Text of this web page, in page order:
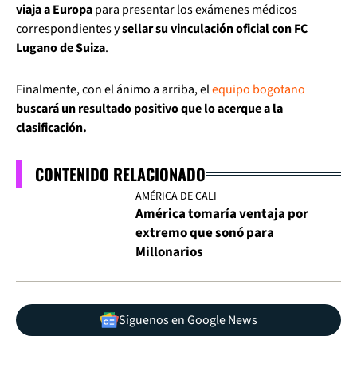
viaja a Europapara presentar los exámenes médicos
correspondientes ysellar su vinculación oficial conFC
Lugano de Suiza.
Finalmente, con el ánimo a arriba, elequipo bogotano
buscará un resultado positivo que lo acerque a la
clasificación.
CONTENIDO RELACIONADO
AMÉRICA DE CALI
América tomaría ventaja por
extremo que sonó para
Millonarios
Síguenos en Google News